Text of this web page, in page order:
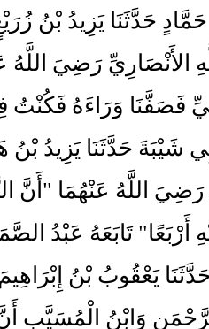
حَمَّادٍ حَدَّثَنَا يَزِيدُ بْنُ
الأَنْصَارِيِّ رَضِيَ
وَرَاءَهُ فَكُنْتُ
أَبِي شَيْبَةَ حَدَّثَنَا
رَضِيَ اللَّهُ عَنْهُمَا
تَابَعَهُ عَبْدُ
حَدَّثَنَا يَعْقُوبُ بْنُ
وَابْنُ الْمُسَيَّبِ